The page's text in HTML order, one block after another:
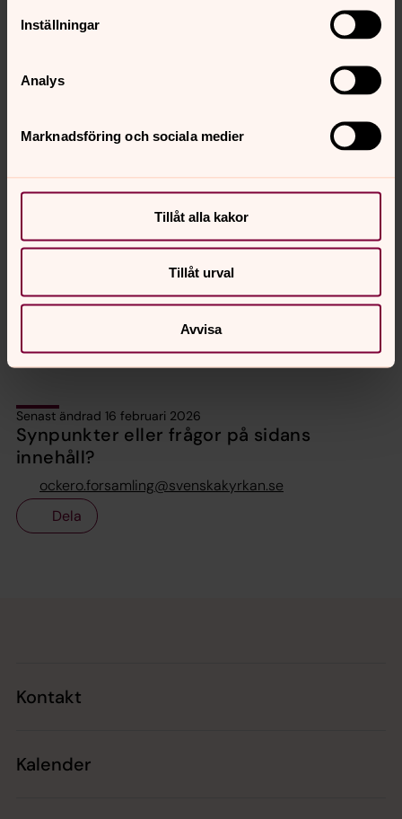
Inställningar
Analys
Marknadsföring och sociala medier
Tillåt alla kakor
Tillåt urval
Avvisa
Stefan Linderås
Kyrkokamrer, Svenska kyrkan Öckerö
031-764 31 50Mobil: 0708 96 01 50
E-post:stefan.linderas@svenskakyrkan.se
Senast ändrad 16 februari 2026
Synpunkter eller frågor på sidans
innehåll?
ockero.forsamling@svenskakyrkan.se
Dela
Kontakt
Kalender